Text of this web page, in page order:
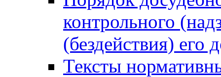
контрольного
(бездействия)
Тексты